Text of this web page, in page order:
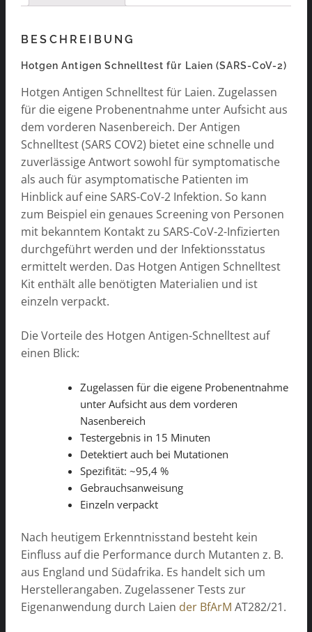
BESCHREIBUNG
Hotgen Antigen Schnelltest für Laien (SARS-CoV-2)
Hotgen Antigen Schnelltest für Laien. Zugelassen
für die eigene Probenentnahme unter Aufsicht aus
dem vorderen Nasenbereich. Der Antigen
Schnelltest (SARS COV2) bietet eine schnelle und
zuverlässige Antwort sowohl für symptomatische
als auch für asymptomatische Patienten im
Hinblick auf eine SARS-CoV-2 Infektion. So kann
zum Beispiel ein genaues Screening von Personen
mit bekanntem Kontakt zu SARS-CoV-2-Infizierten
durchgeführt werden und der Infektionsstatus
ermittelt werden. Das Hotgen Antigen Schnelltest
Kit enthält alle benötigten Materialien und ist
einzeln verpackt.
Die Vorteile des Hotgen Antigen-Schnelltest auf
einen Blick:
Zugelassen für die eigene Probenentnahme
unter Aufsicht aus dem vorderen
Nasenbereich
Testergebnis in 15 Minuten
Detektiert auch bei Mutationen
Spezifität: ~95,4 %
Gebrauchsanweisung
Einzeln verpackt
Nach heutigem Erkenntnisstand besteht kein
Einfluss auf die Performance durch Mutanten z. B.
aus England und Südafrika. Es handelt sich um
Herstellerangaben. Zugelassener Tests zur
Eigenanwendung durch Laien der BfArM AT282/21.